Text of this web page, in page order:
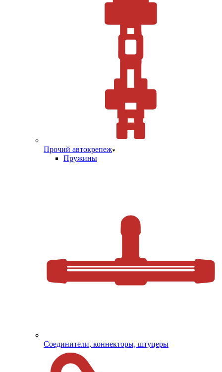
Прочий автокрепеж
Пружины
Соединители, коннекторы, штуцеры